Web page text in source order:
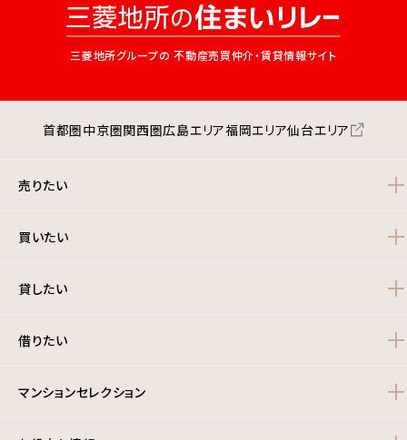
三菱地所グループの 不動産売買仲介・賃貸情報サイト
首都圏中京圏関西圏広島エリア福岡エリア仙台エリア
売りたい
買いたい
貸したい
借りたい
マンションセレクション